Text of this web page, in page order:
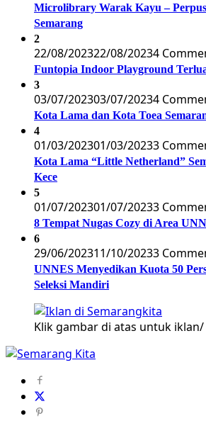
Microlibrary Warak Kayu –
Semarang
2
22/08/202322/08/20234
Funtopia Indoor Playground
3
03/07/202303/07/20234
Kota Lama dan Kota Toea
4
01/03/202301/03/20233
Kota Lama “Little Netherland”
Kece
5
01/07/202301/07/20233
8 Tempat Nugas Cozy di Area
6
29/06/202311/10/20233
UNNES Menyedikan Kuota 50
Seleksi Mandiri
Klik gambar di atas untuk